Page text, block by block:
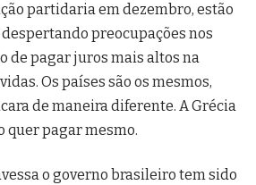
partidaria em dezembro, estão
preocupações nos
de pagar juros mais altos na
Os países são os mesmos,
de maneira diferente. A Grécia
quer pagar mesmo.
o governo brasileiro tem sido